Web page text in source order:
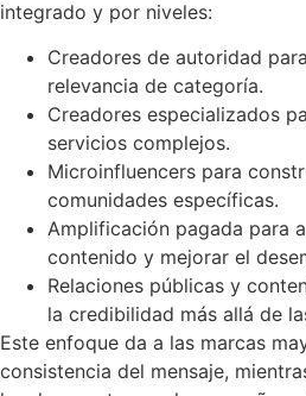
integrado y por niveles:
Creadores de autoridad
relevancia de categoría.
Creadores especializados
servicios complejos.
Microinfluencers para
comunidades específicas.
Amplificación pagada para
contenido y mejorar el
Relaciones públicas y
la credibilidad más allá de
Este enfoque da a las marcas
consistencia del mensaje,